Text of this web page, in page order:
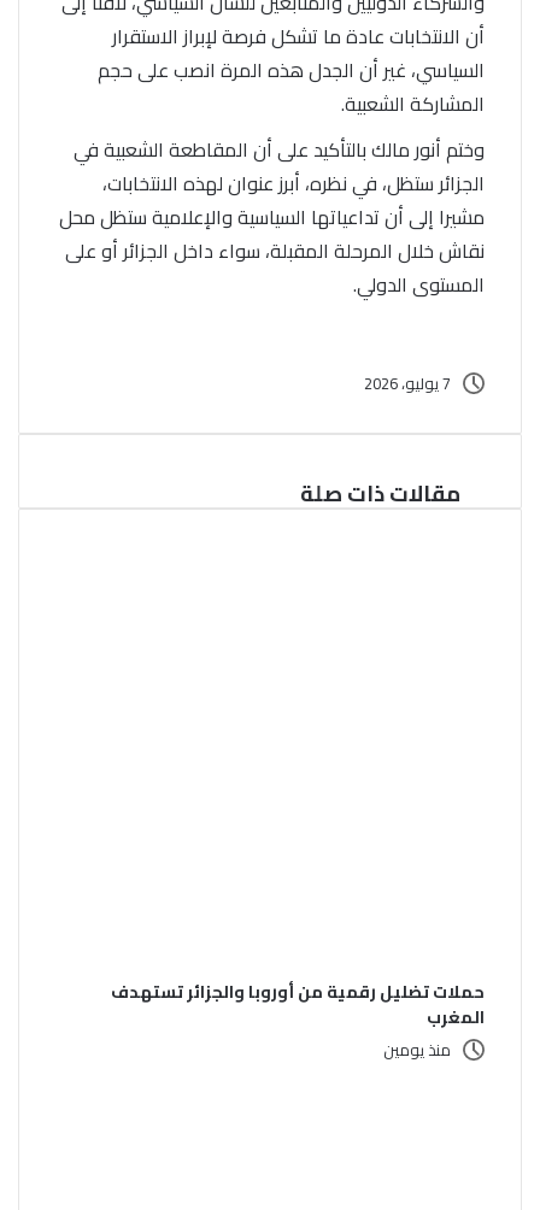
أن الانتخابات عادة ما تشكل فرصة لإبراز الاستقرار
السياسي، غير أن الجدل هذه المرة انصب على حجم
المشاركة الشعبية.
وختم أنور مالك بالتأكيد على أن المقاطعة الشعبية في
الجزائرستظل، في نظره، أبرز عنوان لهذه الانتخابات،
مشيرا إلى أن تداعياتها السياسية والإعلامية ستظل محل
نقاش خلال المرحلة المقبلة، سواء داخل الجزائر أو على
المستوى الدولي.
7 يوليو، 2026
مقالات ذات صلة
حملات تضليل رقمية من أوروبا والجزائر تستهدف
المغرب
منذ يومين